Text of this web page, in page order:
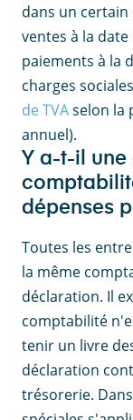
dans un certain
ventes à la
paiements à la
charges
de TVAselon la
annuel).
Y a-t-il une
dépenses
Toutes les
la même
déclaration. Il
comptabilité
tenir un livre
déclaration
trésorerie.